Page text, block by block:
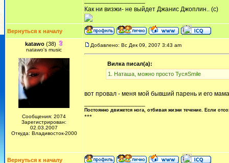
Как ни визжи- не выйдет Джанис Джоплин.. (с)
Вернуться к началу
katawo(38)
natawo's music
Сообщения: 2074
Зарегистрирован:
02.03.2007
Откуда: Владивосток-2000
Добавлено: Вс Дек 09, 2007 3:43 am
Вилка писал(а):
1. Наташа, можно просто ТусяSmile
вот провал - меня мой бывший парень и его
Постоянно движется нога, отбивая жизни течение. Если
***
Вернуться к началу